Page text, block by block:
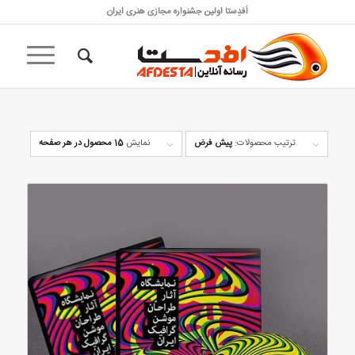
اَفدِستا اولین جشنواره مجازی هنری ایران
ترتیب محصولات: پیش فرض نمایش 15 محصول در هر صفحه